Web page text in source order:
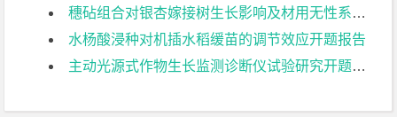
穗砧组合对银杏嫁接树生长影响及材用无性系初选开题报告
水杨酸浸种对机插水稻缓苗的调节效应开题报告
主动光源式作物生长监测诊断仪试验研究开题报告